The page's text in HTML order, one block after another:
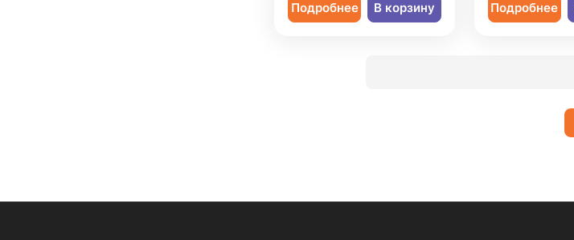
Подробнее В корзину Подробнее